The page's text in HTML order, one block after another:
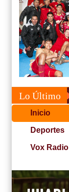
Lo Último
Inicio
Deportes
Vox Radio